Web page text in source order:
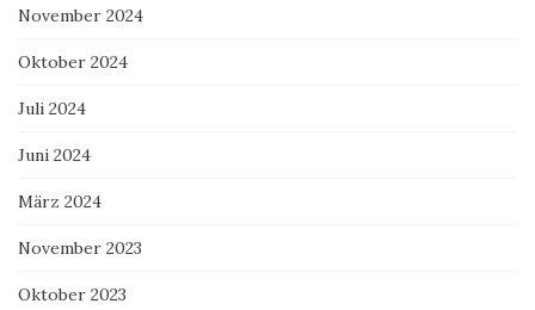
November 2024
Oktober 2024
Juli 2024
Juni 2024
März 2024
November 2023
Oktober 2023